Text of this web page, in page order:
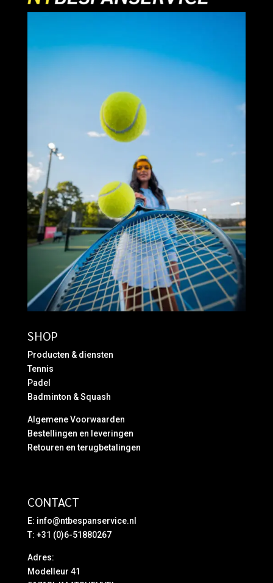
SHOP
Producten & diensten
Tennis
Padel
Badminton & Squash
Algemene Voorwaarden
Bestellingen en leveringen
Retouren en terugbetalingen
CONTACT
E: info@ntbespanservice.nl
T: +31 (0)6-51880267
Adres:
Modelleur 41